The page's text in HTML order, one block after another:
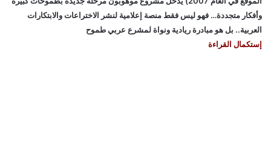
وأفكار متجددة… فهو ليس فقط منصة إعلامية لنشر الاختراعات والابتكارات
العربية.. بل هو مبادرة ريادية ونواة لمشرع عربي طموح
إستكمال القراءة